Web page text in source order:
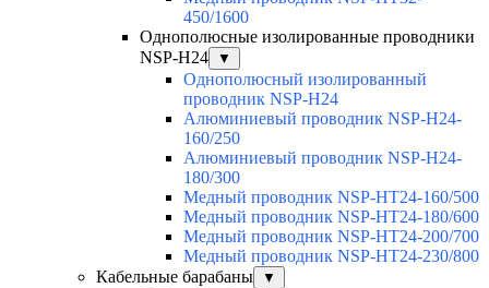
450/1600
Однополюсные изолированные проводники
NSP-H24
▼
Однополюсный изолированный
проводник NSP-H24
Алюминиевый проводник NSP-H24-
160/250
Алюминиевый проводник NSP-H24-
180/300
Медный проводник NSP-HT24-160/500
Медный проводник NSP-HT24-180/600
Медный проводник NSP-HT24-200/700
Медный проводник NSP-HT24-230/800
Кабельные барабаны
▼